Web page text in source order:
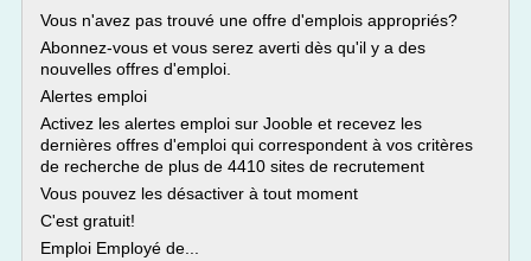
Vous n'avez pas trouvé une offre d'emplois appropriés?
Abonnez-vous et vous serez averti dès qu'il y a des
nouvelles offres d'emploi.
Alertes emploi
Activez les alertes emploi sur Jooble et recevez les
dernières offres d'emploi qui correspondent à vos critères
de recherche de plus de 4410 sites de recrutement
Vous pouvez les désactiver à tout moment
C'est gratuit!
Emploi Employé de...